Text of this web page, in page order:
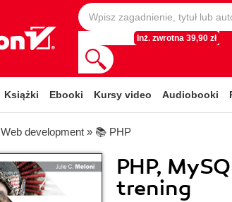
Inż. zwrotna 39,90 zł
Książki Ebooki Kursy video Audiobooki
Web development » 📚 PHP
PHP,
trening